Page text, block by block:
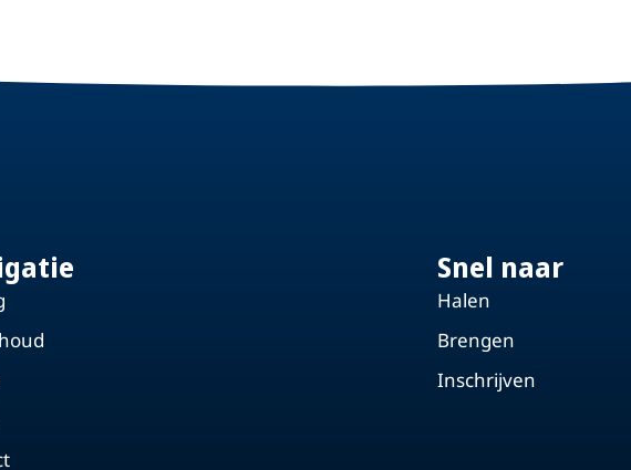
Snel naar
Halen
Brengen
Inschrijven